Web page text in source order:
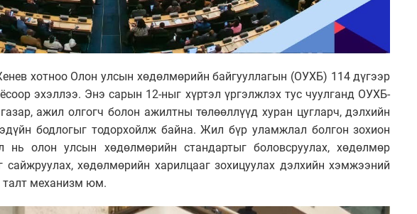
хотноо Олон улсын хөдөлмөрийн байгууллагын (ОУХБ) 114 дүгээр
эхэллээ. Энэ сарын 12-ныг хүртэл үргэлжлэх тус чуулганд ОУХБ-
ажил олгогч болон ажилтны төлөөллүүд хуран цугларч, дэлхийн
бодлогыг тодорхойлж байна. Жил бүр уламжлал болгон зохион
нь олон улсын хөдөлмөрийн стандартыг боловсруулах, хөдөлмөр
сайжруулах, хөдөлмөрийн харилцааг зохицуулах дэлхийн хэмжээний
талт механизм юм.